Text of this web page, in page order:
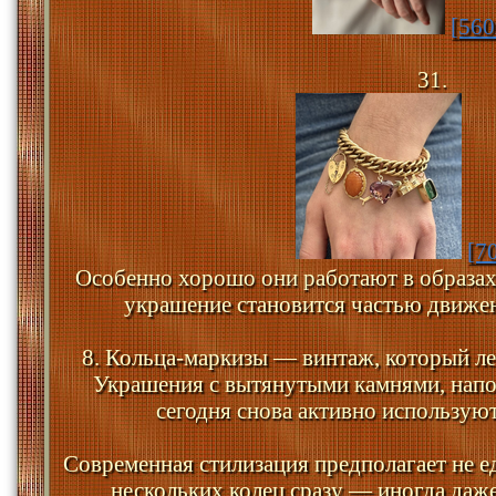
31.
Особенно хорошо они работают в
украшение становится частью
8. Кольца-маркизы — винтаж, который
Украшения с вытянутыми камнями,
сегодня снова активно
Современная стилизация предполагает не
нескольких колец сразу — иногда